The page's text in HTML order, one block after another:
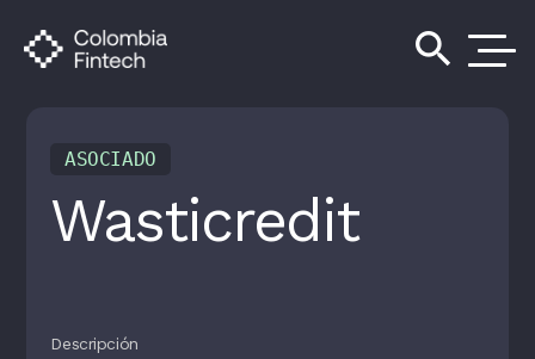
search
ASOCIADO
Wasticredit
Descripción